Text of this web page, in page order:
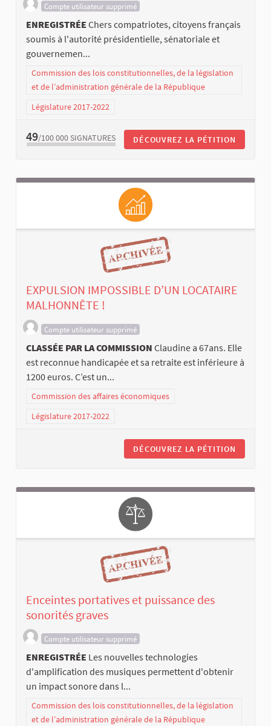
Compte utilisateur supprimé
ENREGISTRÉE Chers compatriotes, citoyens français
soumis à l'autorité présidentielle, sénatoriale et
gouvernemen...
Commission des lois constitutionnelles, de la législation
et de l’administration générale de la République
Législature 2017-2022
49/100 000 SIGNATURES DÉCOUVREZ LA PÉTITION
EXPULSION IMPOSSIBLE D’UN LOCATAIRE
MALHONNÊTE !
Compte utilisateur supprimé
CLASSÉE PAR LA COMMISSION Claudine a 67ans. Elle
est reconnue handicapée et sa retraite est inférieure à
1200 euros. C’est un...
Commission des affaires économiques
Législature 2017-2022
DÉCOUVREZ LA PÉTITION
Enceintes portatives et puissance des
sonorités graves
Compte utilisateur supprimé
ENREGISTRÉE Les nouvelles technologies
d'amplification des musiques permettent d'obtenir
un impact sonore dans l...
Commission des lois constitutionnelles, de la législation
et de l’administration générale de la République